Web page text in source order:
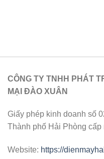
CÔNG TY TNHH PHÁT
MẠI ĐÀO XUÂN
Giấy phép kinh doanh số
Thành phố Hải Phòng cấp
Website: https://